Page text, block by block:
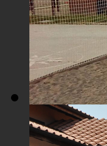
Плажа "Топољар"